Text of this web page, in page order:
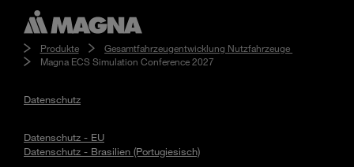
Produkte
Gesamtfahrzeugentwicklung Nutzfahrzeuge
Magna ECS Simulation Conference 2027
Datenschutz
Datenschutz - EU
Datenschutz - Brasilien (Portugiesisch)